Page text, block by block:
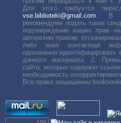
Для этого требуется
vse.biblioteki@gmail.com . В
рекомендуем подать такие
подтверждение ваших прав
авторским правом:
либо иная контактная
однозначно идентифицировать
данного материала. 2.
сайта, которые содержат
необходимость
Все права защищенны